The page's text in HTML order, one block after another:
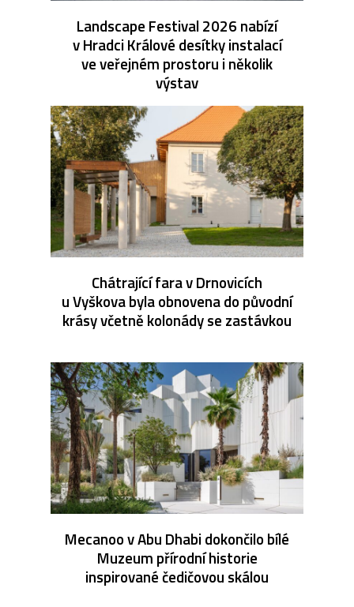
Landscape Festival 2026 nabízí
v Hradci Králové desítky instalací
ve veřejném prostoru i několik
výstav
Chátrající fara v Drnovicích
u Vyškova byla obnovena do původní
krásy včetně kolonády se zastávkou
Mecanoo v Abu Dhabi dokončilo bílé
Muzeum přírodní historie
inspirované čedičovou skálou